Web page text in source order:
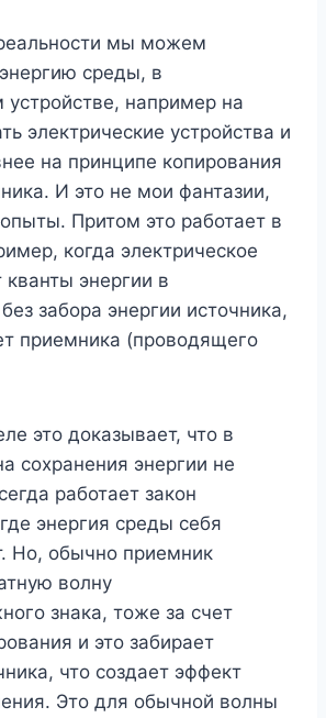
мы можем
среды, в
устройстве, например на
электрические устройства и
на принципе копирования
И это не мои фантазии,
Притом это работает в
когда электрическое
кванты энергии в
забора энергии источника,
приемника (проводящего
это доказывает, что в
сохранения энергии не
работает закон
энергия среды себя
Но, обычно приемник
волну
знака, тоже за счет
и это забирает
что создает эффект
Это для обычной волны